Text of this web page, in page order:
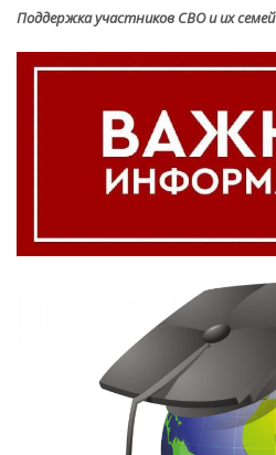
Поддержка участников СВО и их семей